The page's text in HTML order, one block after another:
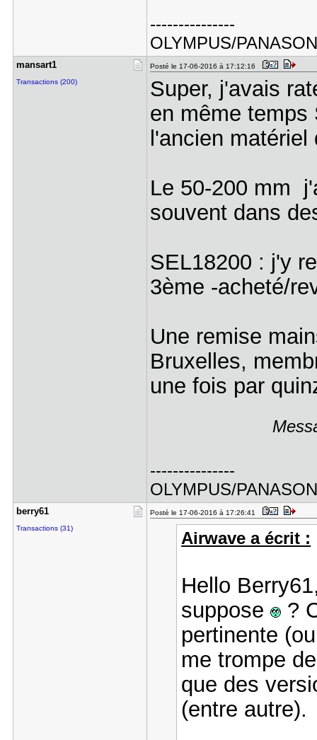
---------------
OLYMPUS/
mansart1
Transactions (200)
Posté le 17-06-2016 à 17:12:16
Super, j'avais
en même temps
l'ancien
Le 50-200 mm
souvent dans
SEL18200 : j'y
3ème -acheté/
Une remise
Bruxelles,
une fois par
---------------
OLYMPUS/
berry61
Transactions (31)
Posté le 17-06-2016 à 17:26:41
Airwave a écrit :
Hello
suppose
?
pertinente
me trompe
que des
(entre autre).